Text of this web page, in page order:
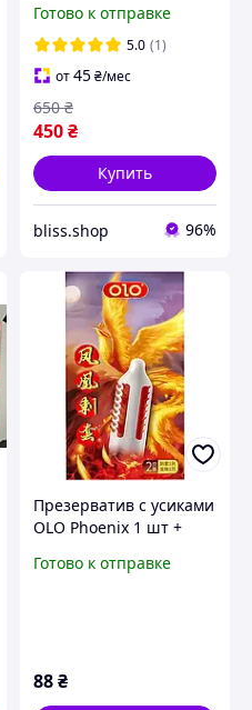
разнообразные
необычные с
дополнительной
стимуляцией
Готово к отправке
5.0 (1)
от45₴/мес
450₴
650 ₴
Купить
bliss.shop 96%
Презерватив с усиками
OLO Phoenix 1 шт +
шипами
Готово к отправке
88₴